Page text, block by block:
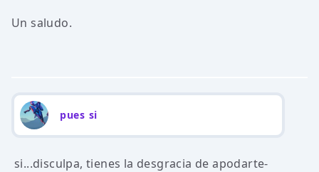
Un saludo.
pues si
si...disculpa, tienes la desgracia de apodarte-